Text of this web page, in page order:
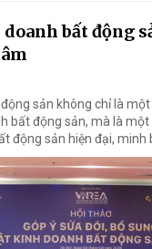
bất động
động sản không chỉ là
bất động sản, mà là
động sản hiện đại, minh